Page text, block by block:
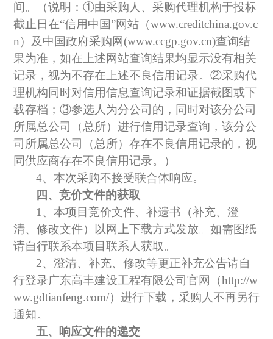
间。（说明：①由采购人、采购代理机构于投标
截止日在“信用中国”网站（www.creditchina.gov.c
n）及中国政府采购网(www.ccgp.gov.cn)查询结
果为准，如在上述网站查询结果均显示没有相关
记录，视为不存在上述不良信用记录。②采购代
理机构同时对信用信息查询记录和证据截图或下
载存档；③参选人为分公司的，同时对该分公司
所属总公司（总所）进行信用记录查询，该分公
司所属总公司（总所）存在不良信用记录的，视
同供应商存在不良信用记录。）
4、本次采购不接受联合体响应。
四、竞价文件的获取
1、本项目竞价文件、补遗书（补充、澄
清、修改文件）以网上下载方式发放。如需图纸
请自行联系本项目联系人获取。
2、澄清、补充、修改等更正补充公告请自
行登录广东高丰建设工程有限公司官网（http://w
ww.gdtianfeng.com/） 进行下载， 采购人不再另行
通知。
五、响应文件的递交